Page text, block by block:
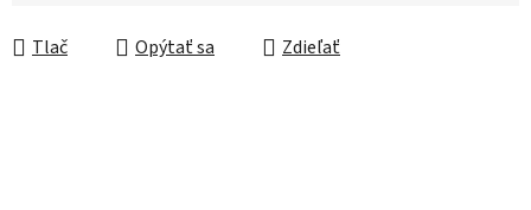
Tlač Opýtať sa Zdieľať